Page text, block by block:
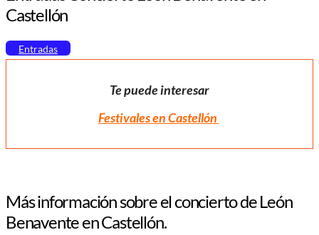
Castellón
Entradas
Te puede interesar
Festivales en Castellón
Más información sobre el concierto de León
Benavente enCastellón.